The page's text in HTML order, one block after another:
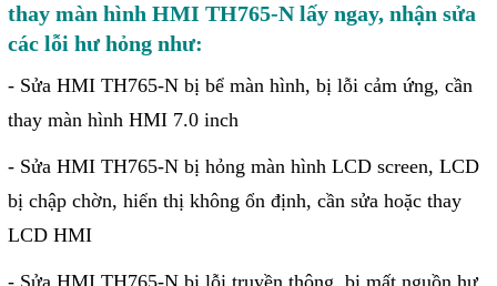
thay màn hình HMI TH765-N lấy ngay, nhận sửa
các lỗi hư hỏng như:
- Sửa HMI TH765-N bị bể màn hình, bị lỗi cảm ứng, cần
thay màn hình HMI 7.0 inch
- Sửa HMI TH765-N bị hỏng màn hình LCD screen, LCD
bị chập chờn, hiển thị không ổn định, cần sửa hoặc thay
LCD HMI
- Sửa HMI TH765-N bị lỗi truyền thông, bị mất nguồn hư
Cân Điện Tử